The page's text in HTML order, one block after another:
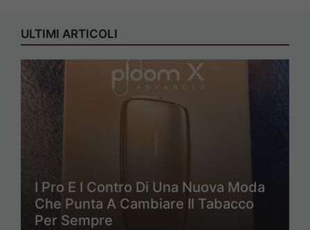
ULTIMI ARTICOLI
I Pro E I Contro Di Una Nuova Moda
Che Punta A Cambiare Il Tabacco
Per Sempre